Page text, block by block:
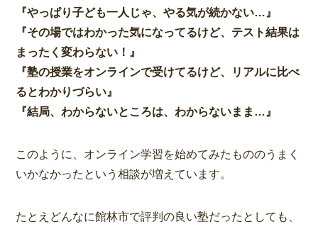
『やっぱり子ども一人じゃ、やる気が続かない…』
『その場ではわかった気になってるけど、テスト結果は
まったく変わらない！』
『塾の授業をオンラインで受けてるけど、リアルに比べ
るとわかりづらい』
『結局、わからないところは、わからないまま…』
このように、オンライン学習を始めてみたもののうまく
いかなかったという相談が増えています。
たとえどんなに館林市で評判の良い塾だったとしても、